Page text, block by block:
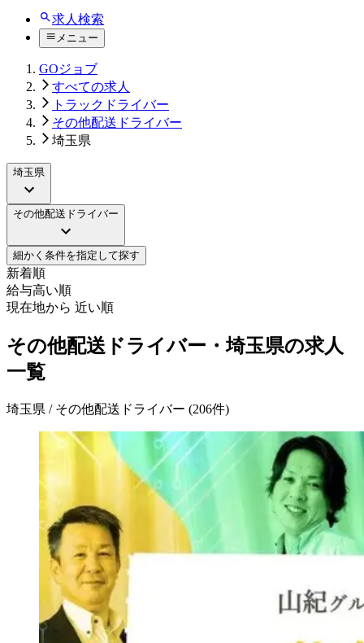
求人検索
メニュー
GOジョブ
すべての求人
トラックドライバー
その他配送ドライバー
埼玉県
埼玉県
その他配送ドライバー
細かく条件を指定して探す
新着順
給与高い順
現在地から 近い順
その他配送ドライバー・埼玉県の求人
一覧
埼玉県 / その他配送ドライバー (206件)